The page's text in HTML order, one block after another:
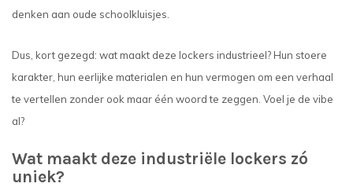
denken aan oude schoolkluisjes.
Dus, kort gezegd: wat maakt deze lockers industrieel? Hun stoere
karakter, hun eerlijke materialen en hun vermogen om een verhaal
te vertellen zonder ook maar één woord te zeggen. Voel je de vibe
al?
Wat maakt deze industriële lockers zó
uniek?